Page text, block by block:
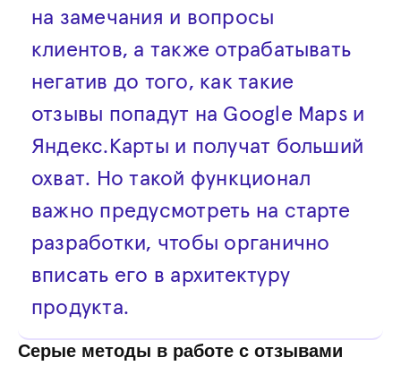
на замечания и вопросы
клиентов, а также отрабатывать
негатив до того, как такие
отзывы попадут на Google Maps и
Яндекс.Карты и получат больший
охват. Но такой функционал
важно предусмотреть на старте
разработки, чтобы органично
вписать его в архитектуру
продукта.
Серые методы в работе с отзывами